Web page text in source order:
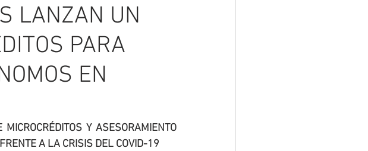
LANZAN UN
PARA
EN
Y ASESORAMIENTO
A LA CRISIS DEL COVID-19